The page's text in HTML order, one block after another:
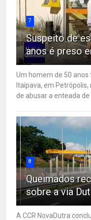
7
Suspeito de
anos é preso
Um homem de 50 anos
Itaipava, em
de abusar a enteada de
8
Queimados
sobre a via
A CCR NovaDutra